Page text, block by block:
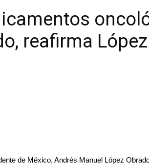
reafirma López
de México, Andrés Manuel López